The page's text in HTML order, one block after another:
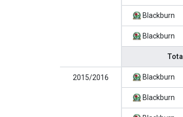
Blackburn
Blackburn
Total
2015/2016 Blackburn
Blackburn